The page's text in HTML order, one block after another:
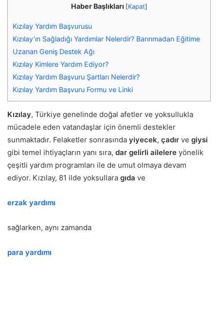
Haber Başlıkları [Kapat]
Kızılay Yardım Başvurusu
Kızılay’ın Sağladığı Yardımlar Nelerdir? Barınmadan Eğitime
Uzanan Geniş Destek Ağı
Kızılay Kimlere Yardım Ediyor?
Kızılay Yardım Başvuru Şartları Nelerdir?
Kızılay Yardım Başvuru Formu ve Linki
Kızılay, Türkiye genelinde doğal afetler ve yoksullukla
mücadele eden vatandaşlar için önemli destekler
sunmaktadır. Felaketler sonrasında yiyecek, çadır ve giysi
gibi temel ihtiyaçların yanı sıra, dar gelirli ailelere yönelik
çeşitli yardım programları ile de umut olmaya devam
ediyor. Kızılay, 81 ilde yoksullara gıda ve
erzak yardımı
sağlarken, aynı zamanda
para yardımı